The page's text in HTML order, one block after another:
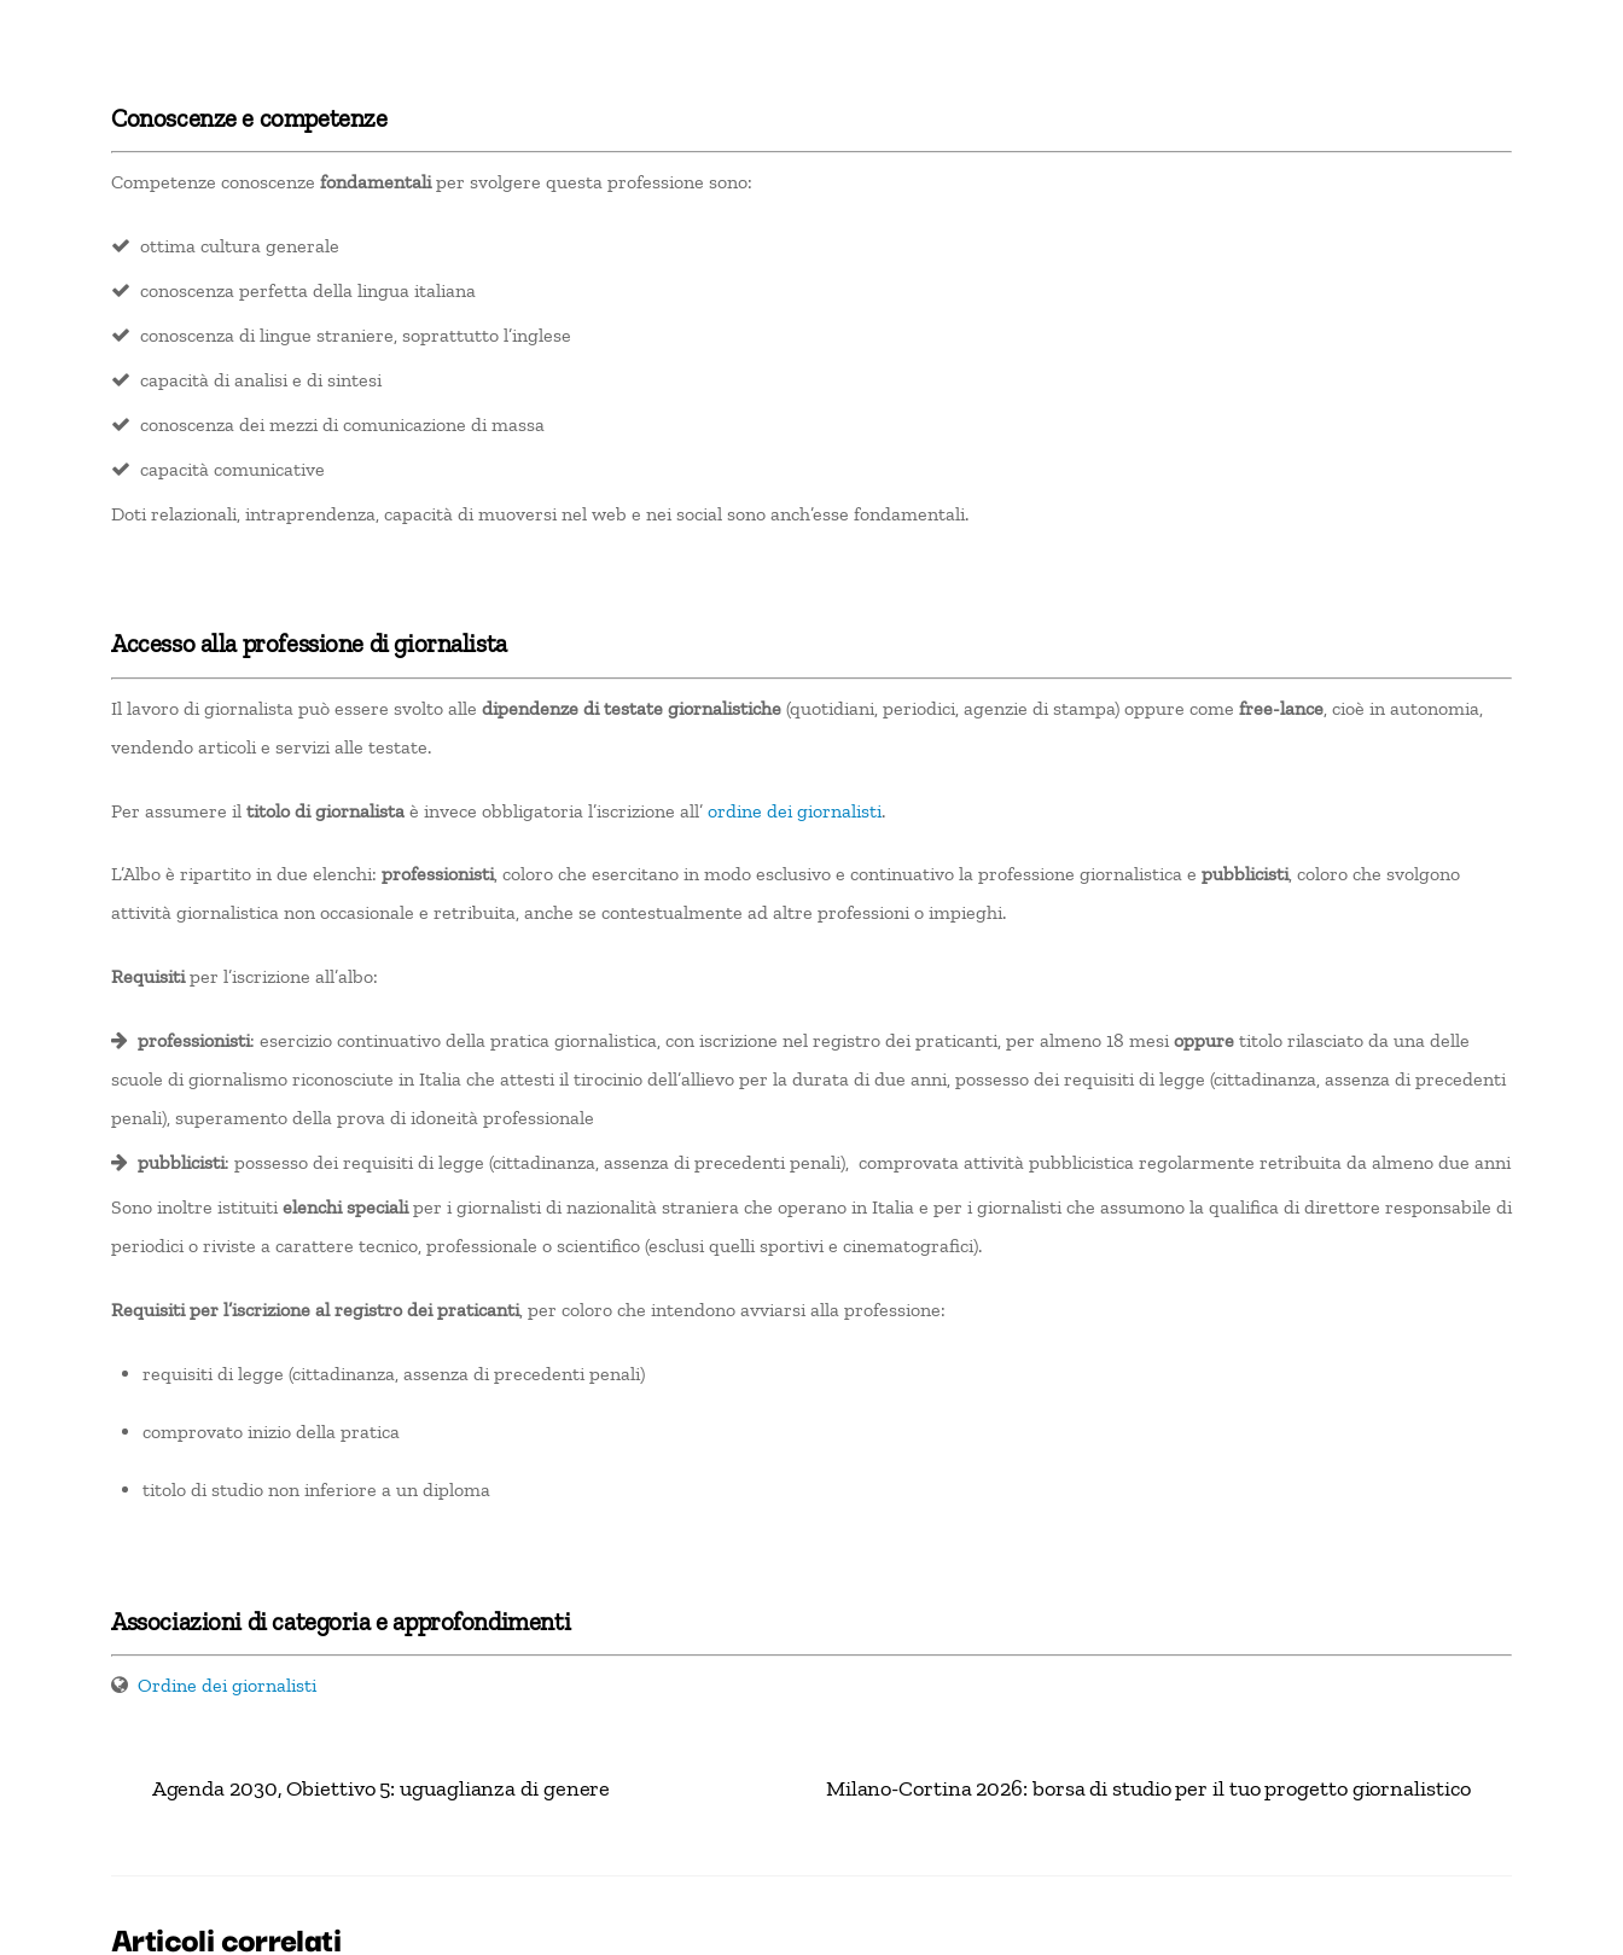
Conoscenze e competenze
Competenze conoscenze fondamentaliper svolgere questa professione sono:
ottima cultura generale
conoscenza perfetta della lingua italiana
conoscenza di lingue straniere, soprattutto l’inglese
capacità di analisi e di sintesi
conoscenza dei mezzi di comunicazione di massa
capacità comunicative
Doti relazionali, intraprendenza, capacità di muoversi nel web e nei social sono anch’esse fondamentali.
Accesso alla professione di giornalista
Il lavoro di giornalista può essere svolto alle dipendenze di testate giornalistiche (quotidiani, periodici, agenzie di stampa) oppure come free-lance , cioè in autonomia,
vendendo articoli e servizi alle testate.
Per assumere il titolo di giornalista è invece obbligatoria l’iscrizione all’ ordine dei giornalisti.
L’Albo è ripartito in due elenchi: professionisti, coloro che esercitano in modo esclusivo e continuativo la professione giornalistica e pubblicisti, coloro che svolgono
attività giornalistica non occasionale e retribuita, anche se contestualmente ad altre professioni o impieghi.
Requisitiper l’iscrizione all’albo:
professionisti: esercizio continuativo della pratica giornalistica, con iscrizione nel registro dei praticanti, per almeno 18 mesi oppure titolo rilasciato da una delle
scuole di giornalismo riconosciute in Italia che attesti il tirocinio dell’allievo per la durata di due anni, possesso dei requisiti di legge (cittadinanza, assenza di precedenti
penali), superamento della prova di idoneità professionale
pubblicisti: possesso dei requisiti di legge (cittadinanza, assenza di precedenti penali), comprovata attività pubblicistica regolarmente retribuita da almeno due anni
Sono inoltre istituiti elenchi specialiper i giornalisti di nazionalità straniera che operano in Italia e per i giornalisti che assumono la qualifica di direttore responsabile di
periodici o riviste a carattere tecnico, professionale o scientifico (esclusi quelli sportivi e cinematografici).
Requisiti per l’iscrizione al registro dei praticanti, per coloro che intendono avviarsi alla professione:
requisiti di legge (cittadinanza, assenza di precedenti penali)
comprovato inizio della pratica
titolo di studio non inferiore a un diploma
Associazioni di categoria e approfondimenti
Ordine dei giornalisti
Agenda 2030, Obiettivo 5: uguaglianza di genere Milano-Cortina 2026: borsa di studio per il tuo progetto giornalistico